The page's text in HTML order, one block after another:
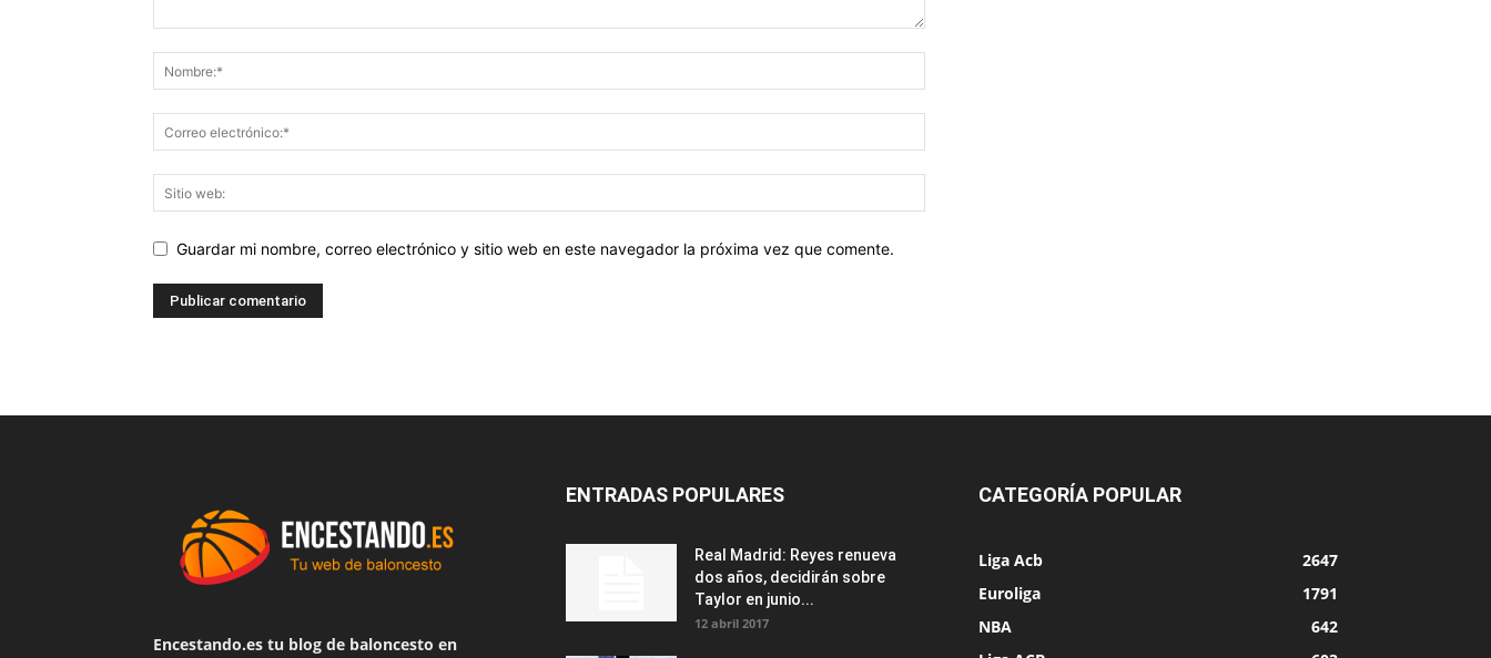
Guardar mi nombre, correo electrónico y sitio web en este navegador la próxima vez que comente.
Encestando.es tu blog de baloncesto en
ENTRADAS POPULARES
Real Madrid: Reyes renueva
dos años, decidirán sobre
Taylor en junio...
12 abril 2017
CATEGORÍA POPULAR
Liga Acb
2647
Euroliga
1791
NBA
642